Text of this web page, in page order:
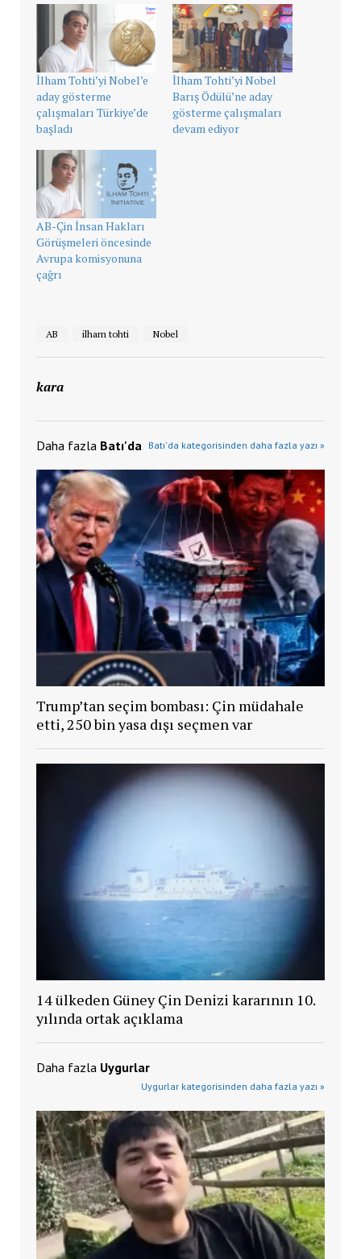
İlham Tohti’yi Nobel’e
aday gösterme
çalışmaları Türkiye’de
başladı
İlham Tohti’yi Nobel
Barış Ödülü’ne aday
gösterme çalışmaları
devam ediyor
AB-Çin İnsan Hakları
Görüşmeleri öncesinde
Avrupa komisyonuna
çağrı
AB ilham tohti Nobel
kara
Daha fazla Batı'da Batı'da kategorisinden daha fazla yazı »
Trump’tan seçim bombası: Çin müdahale
etti, 250 bin yasa dışı seçmen var
14 ülkeden Güney Çin Denizi kararının 10.
yılında ortak açıklama
Daha fazla Uygurlar
Uygurlar kategorisinden daha fazla yazı »